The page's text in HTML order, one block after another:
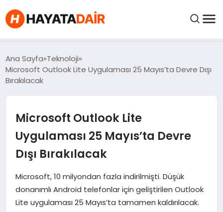
FIYATLAR
HABERLER
İNCELEMELER
KRIPTO PARALAR
KIMDIR?
NEDIR?
Ana Sayfa Teknoloji
Microsoft Outlook Lite Uygulaması 25 Mayıs’ta Devre Dışı
Bırakılacak
Microsoft Outlook Lite
Uygulaması 25 Mayıs’ta Devre
Dışı Bırakılacak
Microsoft, 10 milyondan fazla indirilmişti. Düşük
donanımlı Android telefonlar için geliştirilen Outlook
Lite uygulaması 25 Mayıs’ta tamamen kaldırılacak.